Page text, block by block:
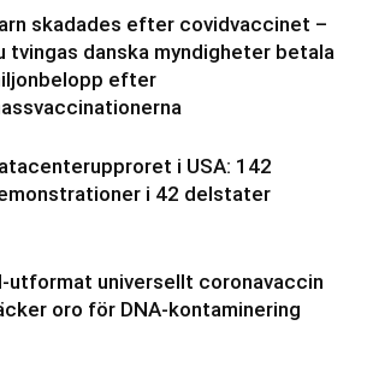
skadades efter covidvaccinet –
tvingas danska myndigheter betala
efter
i USA: 142
i 42 delstater
utformat universellt coronavaccin
oro för DNA-kontaminering